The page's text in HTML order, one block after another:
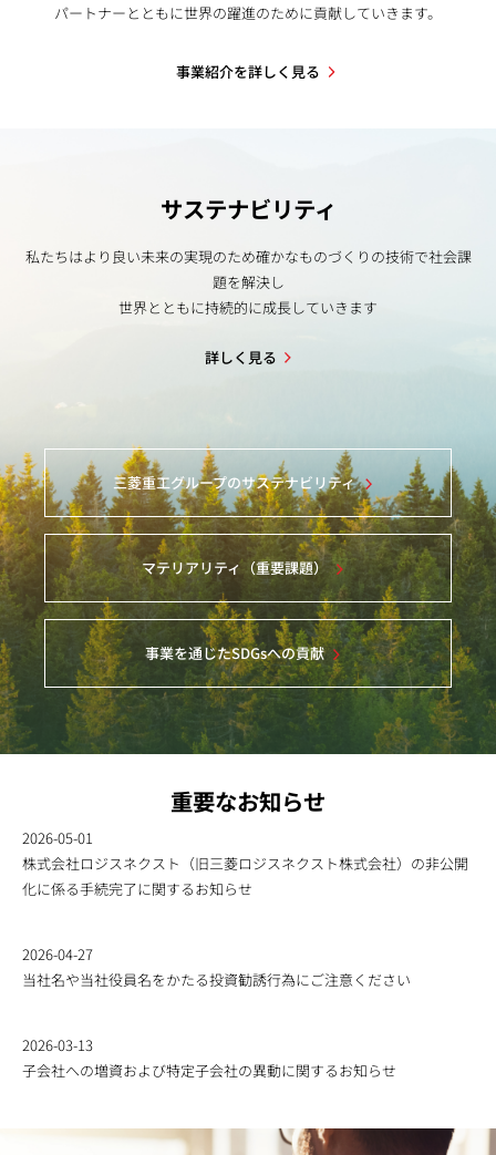
パートナーとともに世界の躍進のために貢献していきます。
事業紹介を詳しく見る
サステナビリティ
私たちはより良い未来の実現のため確かなものづくりの技術で社会課
題を解決し
世界とともに持続的に成長していきます
詳しく見る
三菱重工グループのサステナビリティ
マテリアリティ（重要課題）
事業を通じたSDGsへの貢献
重要なお知らせ
2026-05-01
株式会社ロジスネクスト（旧三菱ロジスネクスト株式会社）の非公開
化に係る手続完了に関するお知らせ
2026-04-27
当社名や当社役員名をかたる投資勧誘行為にご注意ください
2026-03-13
子会社への増資および特定子会社の異動に関するお知らせ